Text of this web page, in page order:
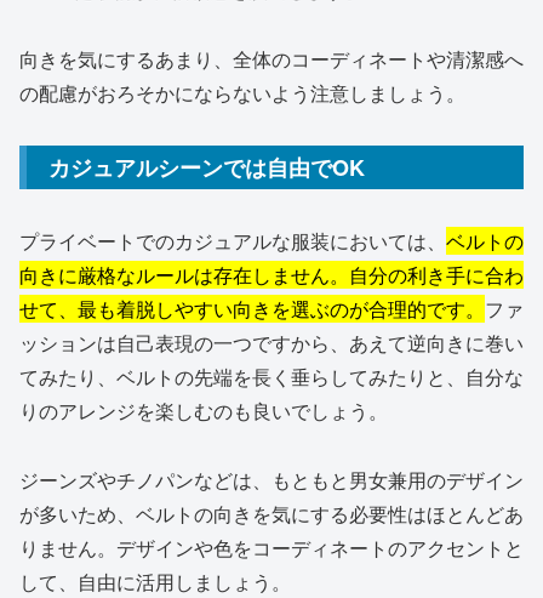
向きを気にするあまり、全体のコーディネートや清潔感へ
の配慮がおろそかにならないよう注意しましょう。
カジュアルシーンでは自由でOK
プライベートでのカジュアルな服装においては、 ベルトの
向きに厳格なルールは存在しません。自分の利き手に合わ
せて、最も着脱しやすい向きを選ぶのが合理的です。 ファ
ッションは自己表現の一つですから、あえて逆向きに巻い
てみたり、ベルトの先端を長く垂らしてみたりと、自分な
りのアレンジを楽しむのも良いでしょう。
ジーンズやチノパンなどは、もともと男女兼用のデザイン
が多いため、ベルトの向きを気にする必要性はほとんどあ
りません。デザインや色をコーディネートのアクセントと
して、自由に活用しましょう。